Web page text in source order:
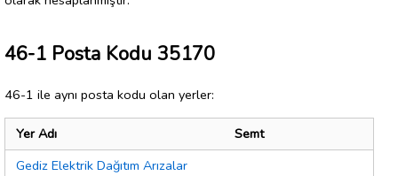
46-1 Posta Kodu 35170
46-1 ile aynı posta kodu olan yerler:
Yer Adı
Semt
Gediz Elektrik Dağıtım Arızalar